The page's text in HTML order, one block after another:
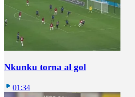
Nkunku torna al gol
01:34